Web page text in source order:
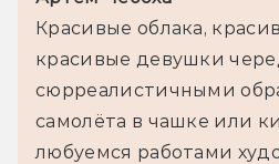
Красивые облака,
красивые девушки
сюрреалистичными
самолёта в чашке или
любуемся работами